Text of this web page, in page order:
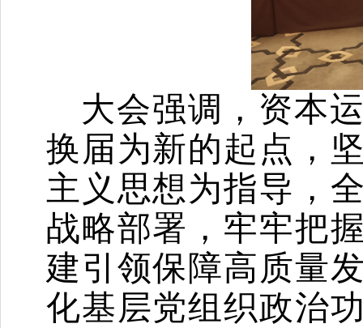
大会强调，资本
换届为新的起点，
主义思想为指导，
战略部署，牢牢把
建引领保障高质量
化基层党组织政治